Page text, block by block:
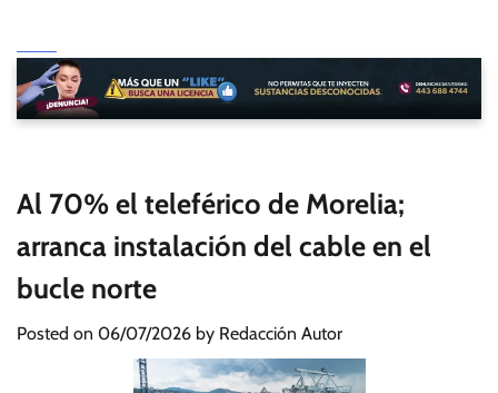
Al 70% el teleférico de Morelia;
arranca instalación del cable en el
bucle norte
Posted on 06/07/2026 by Redacción Autor